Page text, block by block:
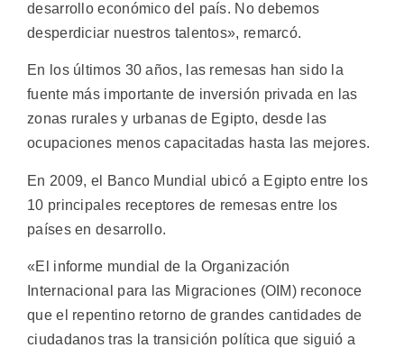
desarrollo económico del país. No debemos
desperdiciar nuestros talentos», remarcó.
En los últimos 30 años, las remesas han sido la
fuente más importante de inversión privada en las
zonas rurales y urbanas de Egipto, desde las
ocupaciones menos capacitadas hasta las mejores.
En 2009, el Banco Mundial ubicó a Egipto entre los
10 principales receptores de remesas entre los
países en desarrollo.
«El informe mundial de la Organización
Internacional para las Migraciones (OIM) reconoce
que el repentino retorno de grandes cantidades de
ciudadanos tras la transición política que siguió a